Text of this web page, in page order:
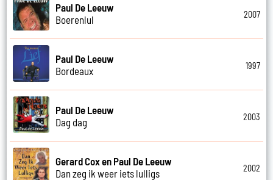
Paul De Leeuw
Boerenlul
2007
Paul De Leeuw
Bordeaux
1997
Paul De Leeuw
Dag dag
2003
Gerard Cox en Paul De Leeuw
Dan zeg ik weer iets lulligs
2002